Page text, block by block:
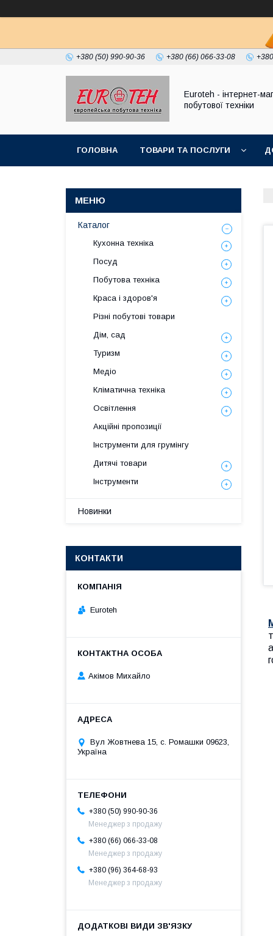
+380 (50) 990-90-36 +380 (66) 066-33-08
Euroteh - інтернет-
побутової техніки
ГОЛОВНА ТОВАРИ ТА ПОСЛУГИ
Каталог
Кухонна техніка
Посуд
Побутова техніка
Краса і здоров'я
Різні побутові товари
Дім, сад
Туризм
Медіо
Кліматична техніка
Освітлення
Акційні пропозиції
Інструменти для грумінгу
Дитячі товари
Інструменти
Новинки
КОНТАКТИ
Euroteh
Акімов Михайло
Вул Жовтнева 15, с. Ромашки 09623,
Україна
+380 (50) 990-90-36
Менеджер з продажу
+380 (66) 066-33-08
Менеджер з продажу
+380 (96) 364-68-93
Менеджер з продажу